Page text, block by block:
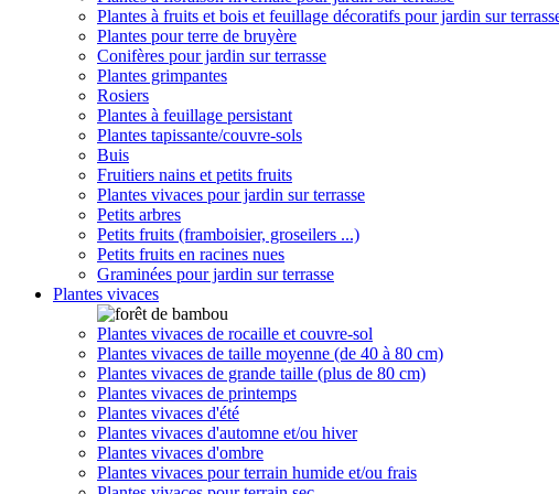
Plantes à fruits et bois et feuillage décoratifs pour jardin sur
Plantes pour terre de bruyère
Conifères pour jardin sur terrasse
Plantes grimpantes
Rosiers
Plantes à feuillage persistant
Plantes tapissante/couvre-sols
Buis
Fruitiers nains et petits fruits
Plantes vivaces pour jardin sur terrasse
Petits arbres
Petits fruits (framboisier, groseilers ...)
Petits fruits en racines nues
Graminées pour jardin sur terrasse
Plantes vivaces
Plantes vivaces de rocaille et couvre-sol
Plantes vivaces de taille moyenne (de 40 à 80 cm)
Plantes vivaces de grande taille (plus de 80 cm)
Plantes vivaces de printemps
Plantes vivaces d'été
Plantes vivaces d'automne et/ou hiver
Plantes vivaces d'ombre
Plantes vivaces pour terrain humide et/ou frais